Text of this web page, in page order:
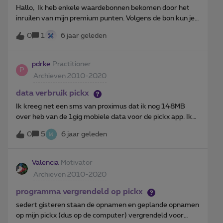
Hallo, Ik heb enkele waardebonnen bekomen door het
inruilen van mijn premium punten. Volgens de bon kun je
accessoires. Ik had graag een portable dvd speler
dit beschouwd als accessoire. Ik ging al naar een
proximus center maar daar kun je dit niet kopen. Is er een
waardebonnen?? Misschien online bestellen en betalen
0 1 6 jaar geleden
P
pdrke Practitioner
Archieven 2010-2020
data verbruik pickx
Ik kreeg net een sms van proximus dat ik nog 148MB
over heb van de 1gig mobiele data voor de pickx app. Ik
alleen via wifi en in dit toestel zit geen simkaart dus van
mijn mobiel data verbruik per app nagezien en nergens is
ook maar 1 megabyte verbruikt door de pickx app. Vraag
0 5 6 jaar geleden
Valencia Motivator
Archieven 2010-2020
programma vergrendeld op pickx
sedert gisteren staan de opnamen en geplande opnamen
op mijn pickx (dus op de computer) vergrendeld voor